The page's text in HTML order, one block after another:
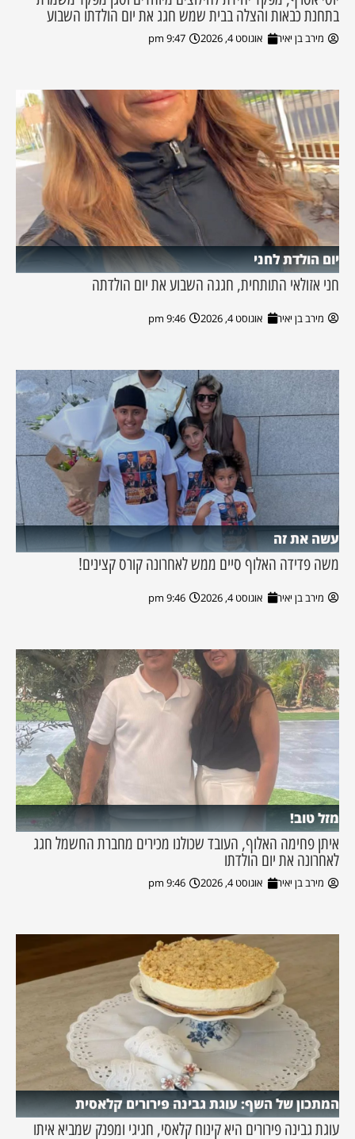
בתחנת כבאות והצלה בבית שמש חגג את יום הולדתו השבוע
מירב בן יאיר אוגוסט 4, 2026 9:47 pm
יום הולדת לחני
חני אזולאי התותחית, חגגה השבוע את יום הולדתה
מירב בן יאיר אוגוסט 4, 2026 9:46 pm
עשה את זה
משה פדידה האלוף סיים ממש לאחרונה קורס קצינים!
מירב בן יאיר אוגוסט 4, 2026 9:46 pm
מזל טוב!
איתן פחימה האלוף, העובד שכולנו מכירים מחברת החשמל חגג
לאחרונה את יום הולדתו
מירב בן יאיר אוגוסט 4, 2026 9:46 pm
המתכון של השף: עוגת גבינה פירורים קלאסית
עוגת גבינה פירורים היא קינוח קלאסי, חגיגי ומפנק שמביא איתו